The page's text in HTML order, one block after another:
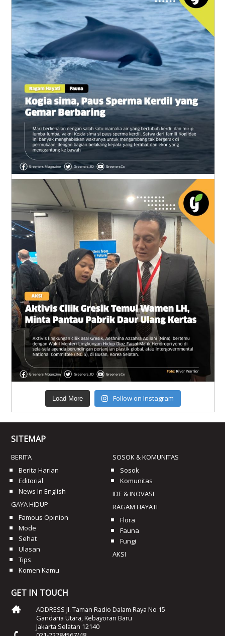
Load More Follow on Instagram
SITEMAP
BERITA
Berita Harian
Editorial
News In English
GAYA HIDUP
Famous Opinion
Mode
Sehat
Ulasan
Tips
Komen Kamu
SOSOK & KOMUNITAS
Sosok
Komunitas
IDE & INOVASI
RAGAM HAYATI
Flora
Fauna
Fungi
AKSI
GET IN TOUCH
ADDRESS Jl. Taman Radio Dalam Raya No 15
Gandaria Utara, Kebayoran Baru
Jakarta Selatan 12140